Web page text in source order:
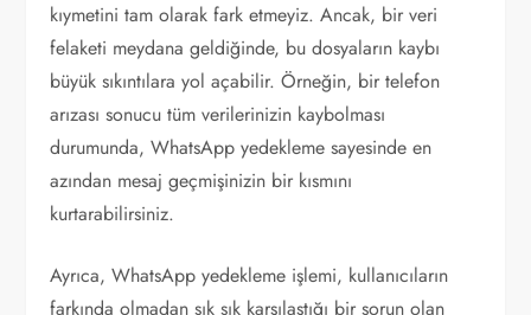
kıymetini tam olarak fark etmeyiz. Ancak, bir veri
felaketi meydana geldiğinde, bu dosyaların kaybı
büyük sıkıntılara yol açabilir. Örneğin, bir telefon
arızası sonucu tüm verilerinizin kaybolması
durumunda, WhatsApp yedekleme sayesinde en
azından mesaj geçmişinizin bir kısmını
kurtarabilirsiniz.
Ayrıca, WhatsApp yedekleme işlemi, kullanıcıların
farkında olmadan sık sık karşılaştığı bir sorun olan